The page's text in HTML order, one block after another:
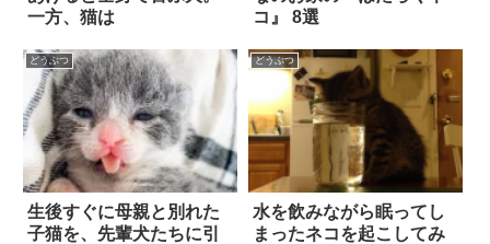
一方、猫は
コ』 8選
どうぶつ
生後すぐに母親と別れた
子猫を、先輩犬たちに引
どうぶつ
水を飲みながら眠ってし
まったネコを起こしてみ